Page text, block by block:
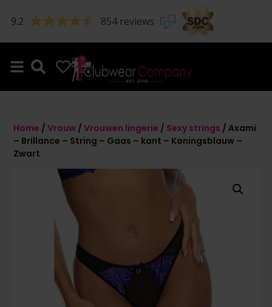
9.2 854 reviews
0 0
Home /Vrouw /Vrouwen lingerie / Sexy strings / Axami
– Brillance – String – Gaas – kant – Koningsblauw –
Zwart